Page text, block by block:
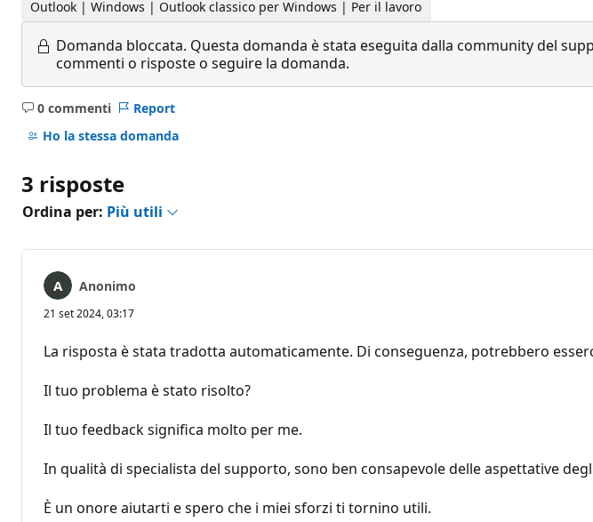
Outlook | Windows | Outlook classico per Windows | Per il lavoro
Domanda bloccata. Questa domanda è stata eseguita dalla community del
commenti o risposte o seguire la domanda.
0 commenti
Nessun
commento
Report
Ho la stessa domanda
3 risposte
Ordina per: Più utili
Anonimo
21 set 2024, 03:17
La risposta è stata tradotta automaticamente. Di conseguenza, potrebbero
Il tuo problema è stato risolto?
Il tuo feedback significa molto per me.
In qualità di specialista del supporto, sono ben consapevole delle aspettative
È un onore aiutarti e spero che i miei sforzi ti tornino utili.